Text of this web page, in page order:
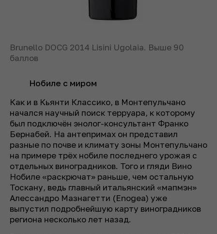
Brunello DOCG 2014 Lisini Ugolaia. Выше 90
баллов
Нобиле с миром
Как и в Кьянти Классико, в Монтепульчано
начался научный поиск терруара, к которому
был подключён энолог-консультант Франко
Бернабей. На антепримах он представил
разные по почве и климату зоны Монтепульчано
на примере трёх нобиле последнего урожая с
отдельных виноградников. Того и гляди Вино
Нобиле «раскрючат» раньше, чем остальную
Тоскану, ведь главный итальянский «мапмэн»
Алессандро Мазнагетти (Enogea) уже
выпустил подробнейшую карту виноградников
региона несколько лет назад.